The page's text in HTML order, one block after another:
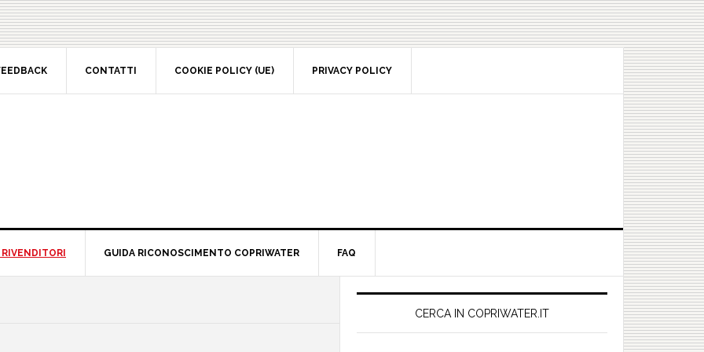
CONTATTI COOKIE POLICY (UE) PRIVACY POLICY
GUIDA RICONOSCIMENTO COPRIWATER FAQ
Primary
SidebarCERCA IN COPRIWATER.IT